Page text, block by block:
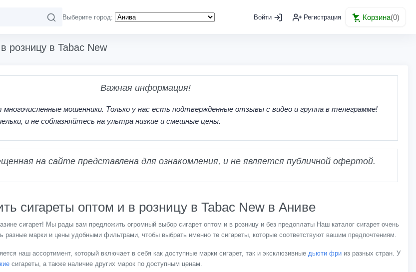
Выберите город: Войти Регистрация Корзина(0)
розницу в Tabac New
Важная информация!
мошенники. Только у нас есть подтвержденные отзывы с видео и группа в телеграмме!
и не соблазняйтесь на ультра низкие и смешные цены.
на сайте представлена для ознакомления, и не является публичной офертой.
сигареты оптом и в розницу в Tabac New в Аниве
сигарет! Мы рады вам предложить огромный выбор сигарет оптом и в розницу и без предоплаты Наш каталог сигарет очень
разные марки и цены удобными фильтрами, чтобы выбрать именно те сигареты, которые соответствуют вашим предпочтениям.
наш ассортимент, который включает в себя как доступные марки сигарет, так и эксклюзивные дьюти фри из разных стран. У
сигареты, а также наличие других марок по доступным ценам.